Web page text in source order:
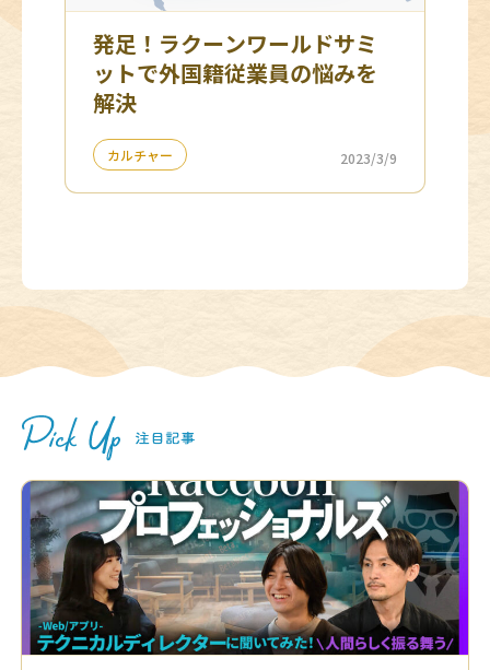
発足！ラクーンワールドサミ
ットで外国籍従業員の悩みを
解決
カルチャー 2023/3/9